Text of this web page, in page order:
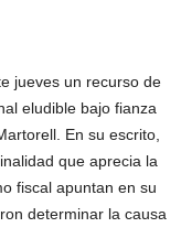
jueves un recurso de
eludible bajo fianza
En su escrito,
que aprecia la
fiscal apuntan en su
determinar la causa